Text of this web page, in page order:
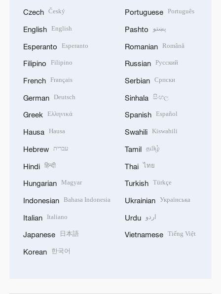
Czech Český
English English
Esperanto Esperanto
Filipino Filipino
French Français
German Deutsch
Greek Ελληνικά
Hausa Hausa
Hebrew עברית
Hindi हिन्दी
Hungarian Magyar
Indonesian Bahasa Indonesia
Italian Italiano
Japanese 日本語
Korean 한국어
Portuguese Português
Pashto پښتو
Romanian Română
Russian Русский
Serbian Српски
Sinhala සිංහල
Spanish Español
Swahili Kiswahili
Tamil தமிழ்
Thai ไทย
Turkish Türkçe
Ukrainian Українська
Urdu اردو
Vietnamese Tiếng Việt